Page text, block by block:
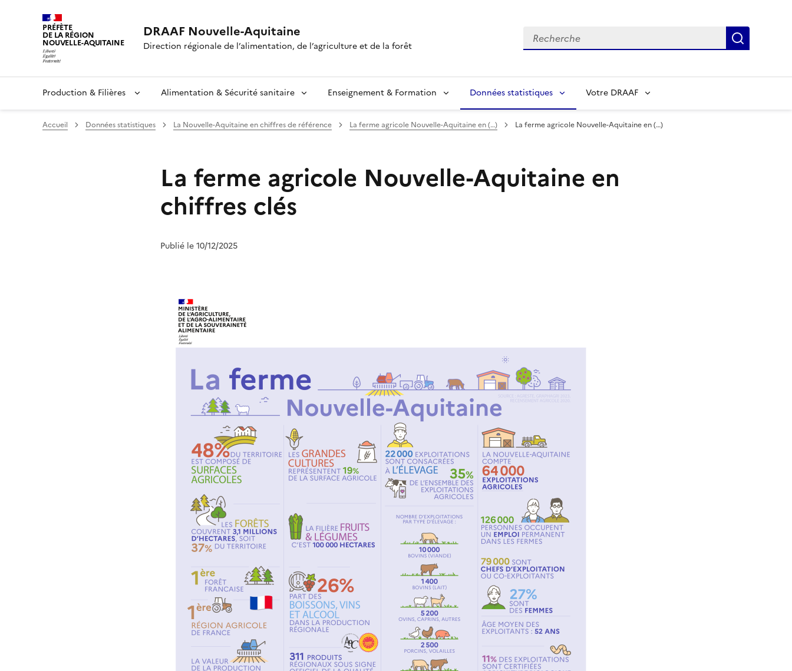
PRÉFÈTE
DE LA RÉGION
NOUVELLE-AQUITAINE
DRAAF Nouvelle-Aquitaine
Direction régionale de l’alimentation, de l’agriculture et de la forêt
Recherche
Production & Filières Alimentation & Sécurité sanitaire Enseignement & Formation Données statistiques Votre DRAAF
Accueil Données statistiques La Nouvelle-Aquitaine en chiffres de référence La ferme agricole Nouvelle-Aquitaine en (…) La ferme agricole Nouvelle-Aquitaine en (…)
La ferme agricole Nouvelle-Aquitaine en
chiffres clés
Publié le 10/12/2025